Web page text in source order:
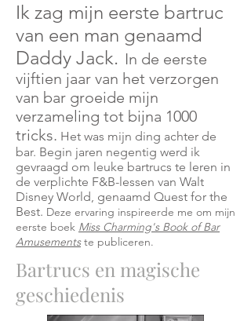
Ik zag mijn eerste bartruc
van een man genaamd
Daddy Jack. In de eerste
vijftien jaar van het verzorgen
van bar groeide mijn
verzameling tot bijna 1000
tricks. Het was mijn ding achter de
bar. Begin jaren negentig werd ik
gevraagd om leuke bartrucs te leren in
de verplichte F&B-lessen van Walt
Disney World, genaamd Quest for the
Best. Deze ervaring inspireerde me om mijn
eerste boek Miss Charming's Book of Bar
Amusementste publiceren.
Bartrucs en magische
geschiedenis